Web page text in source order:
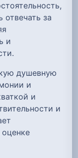
отвечать за
и
душевную
и
и
и
оценке